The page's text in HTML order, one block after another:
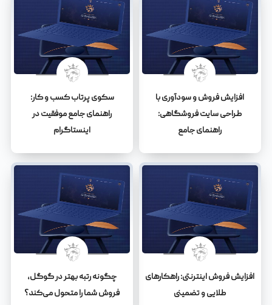
افزایش فروش و سودآوری با
طراحی سایت فروشگاهی:
راهنمای جامع
سکوی پرتاب کسب و کار:
راهنمای جامع موفقیت در
اینستاگرام
افزایش فروش اینترنتی: راهکارهای
طلایی و تضمینی
چگونه رتبه بهتر در گوگل،
فروش شما را متحول می‌کند؟